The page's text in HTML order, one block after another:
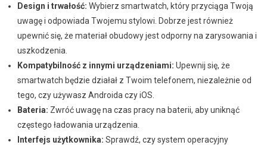
Design i trwałość: Wybierz smartwatch, który przyciąga Twoją
uwagę i odpowiada Twojemu stylowi. Dobrze jest również
upewnić się, że materiał obudowy jest odporny na zarysowania i
uszkodzenia.
Kompatybilność z innymi urządzeniami: Upewnij się, że
smartwatch będzie działał z Twoim telefonem, niezależnie od
tego, czy używasz Androida czy iOS.
Bateria: Zwróć uwagę na czas pracy na baterii, aby uniknąć
częstego ładowania urządzenia.
Interfejs użytkownika: Sprawdź, czy system operacyjny